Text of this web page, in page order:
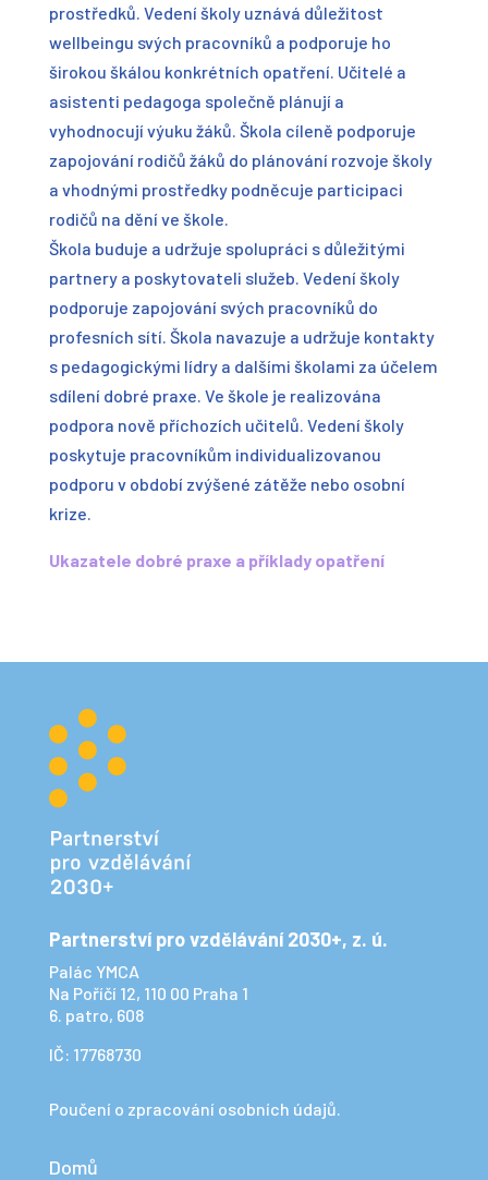
prostředků. Vedení školy uznává důležitost
wellbeingu svých pracovníků a podporuje ho
širokou škálou konkrétních opatření. Učitelé a
asistenti pedagoga společně plánují a
vyhodnocují výuku žáků. Škola cíleně podporuje
zapojování rodičů žáků do plánování rozvoje školy
a vhodnými prostředky podněcuje participaci
rodičů na dění ve škole.
Škola buduje a udržuje spolupráci s důležitými
partnery a poskytovateli služeb. Vedení školy
podporuje zapojování svých pracovníků do
profesních sítí. Škola navazuje a udržuje kontakty
s pedagogickými lídry a dalšími školami za účelem
sdílení dobré praxe. Ve škole je realizována
podpora nově příchozích učitelů. Vedení školy
poskytuje pracovníkům individualizovanou
podporu v období zvýšené zátěže nebo osobní
krize.
Ukazatele dobré praxe a příklady opatření
Partnerství pro vzdělávání 2030+, z. ú.
Palác YMCA
Na Poříčí 12, 110 00 Praha 1
6. patro, 608
IČ: 17768730
Poučení o zpracování osobních údajů.
Domů